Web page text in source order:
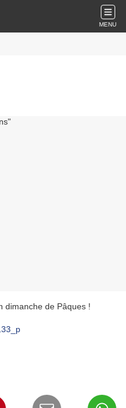
MENU
dimanche de Pâques !